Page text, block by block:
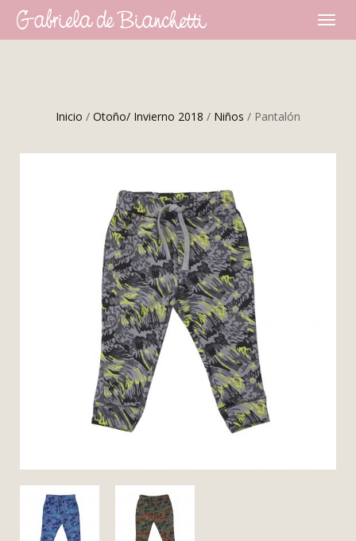
Inicio / Otoño/ Invierno 2018 / Niños / Pantalón